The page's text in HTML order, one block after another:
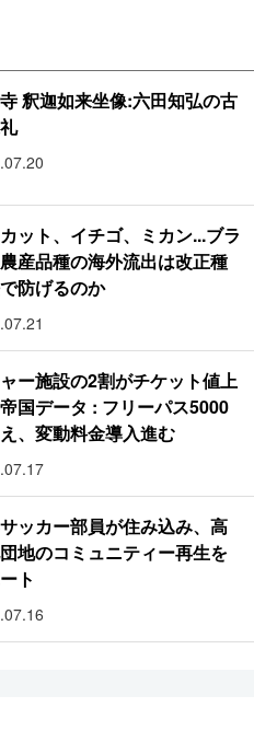
釈迦如来坐像:六田知弘の古
ット、イチゴ、ミカン...ブラ
産品種の海外流出は改正種
防げるのか
ー施設の2割がチケット値上
国データ : フリーパス5000
、変動料金導入進む
ッカー部員が住み込み、高
地のコミュニティー再生を
ト